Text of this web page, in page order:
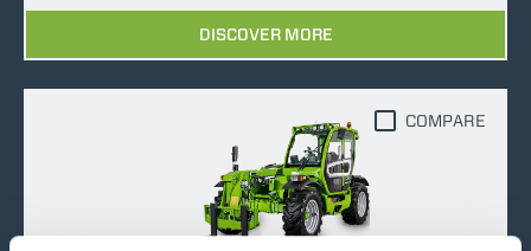
DISCOVER MORE
COMPARE